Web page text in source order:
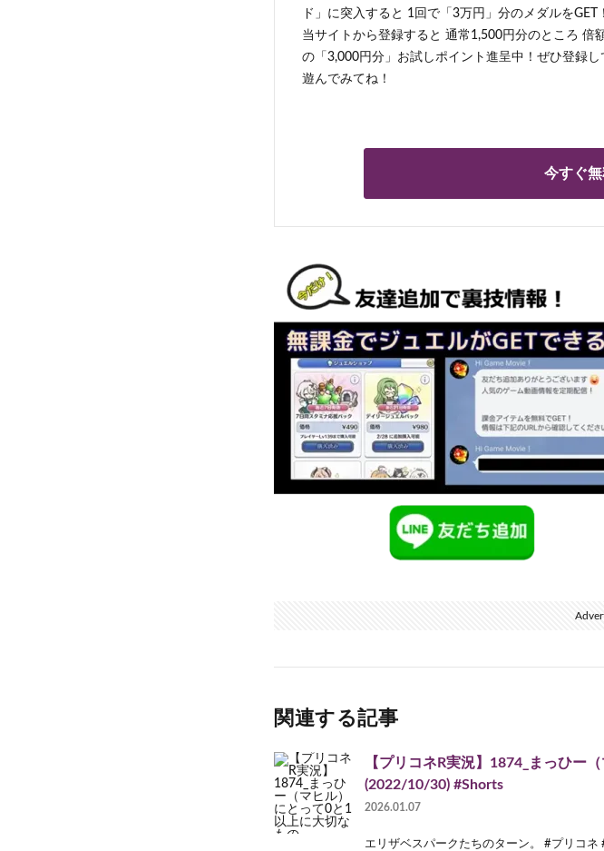
ド」に突入すると 1回で「3万円」分のメダルをGET！
当サイトから登録すると 通常1,500円分のところ 倍
の「3,000円分」お試しポイント進呈中！ぜひ登録し
遊んでみてね！
今すぐ
関連する記事
【プリコネR実況】1874_まっひー
(2022/10/30) #Shorts
2026.01.07
エリザベスパークたちのターン。 #プリコ